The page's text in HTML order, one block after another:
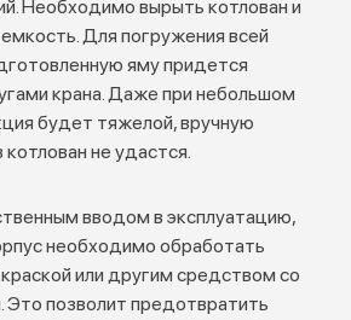
Необходимо вырыть котлован и
Для погружения всей
яму придется
крана. Даже при небольшом
будет тяжелой, вручную
котлован не удастся.
вводом в эксплуатацию,
необходимо обработать
или другим средством со
позволит предотвратить